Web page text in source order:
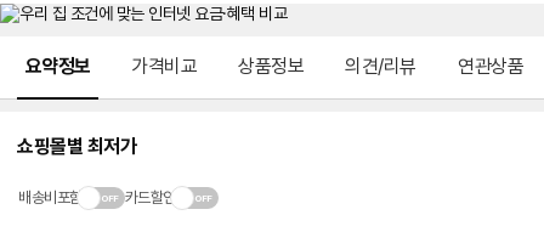
요약정보 가격비교 상품정보 의견/리뷰 연관상품
쇼핑몰별 최저가
배송비포함 카드할인